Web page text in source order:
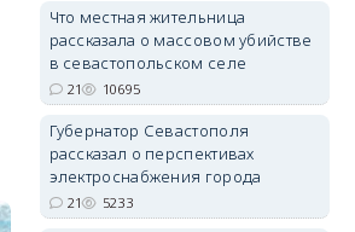
Что местная жительница
рассказала о массовом убийстве
в севастопольском селе
21 10695
Губернатор Севастополя
рассказал о перспективах
электроснабжения города
21 5233